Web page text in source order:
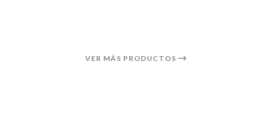
VER MÁS PRODUCTOS